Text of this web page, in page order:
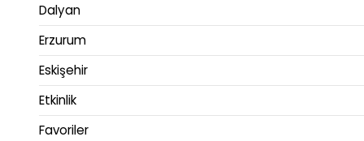
Dalyan
Erzurum
Eskişehir
Etkinlik
Favoriler